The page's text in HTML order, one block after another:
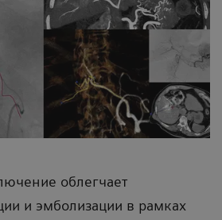
облегчает
и эмболизации в рамках